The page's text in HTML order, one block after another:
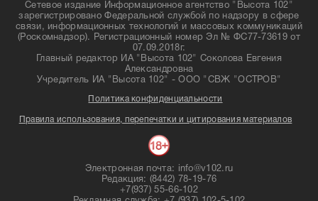
Сетевое издание Информационное агентство "Высота 102"
зарегистрировано Федеральной службой по надзору в сфере
связи, информационных технологий и массовых коммуникаций
(Роскомнадзор). Регистрационный номер Эл № ФС77-73619 от
07.09.2018г.
Главный редактор ИА "Высота 102" Соколова Евгения
Александровна
Учредитель ИА "Высота 102" - ООО "СВЖ "ОСТРОВ"
Политика конфиденциальности
Правила использования, перепечатки и цитирования материалов
Электронная почта: info@v102.ru
Редакция: (8442) 78-19-76
+7(937) 55-66-102